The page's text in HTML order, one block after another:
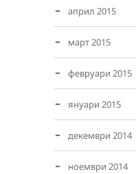
април 2015
март 2015
февруари 2015
януари 2015
декември 2014
ноември 2014